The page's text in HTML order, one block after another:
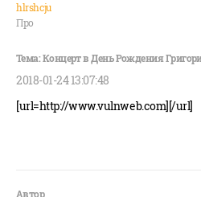
hlrshcju
Про
2018-01-24 13:07:48
[url=http://www.vulnweb.com][/url]